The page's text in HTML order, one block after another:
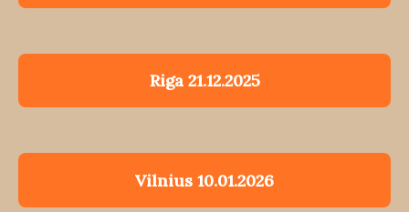
Riga 21.12.2025
Vilnius 10.01.2026